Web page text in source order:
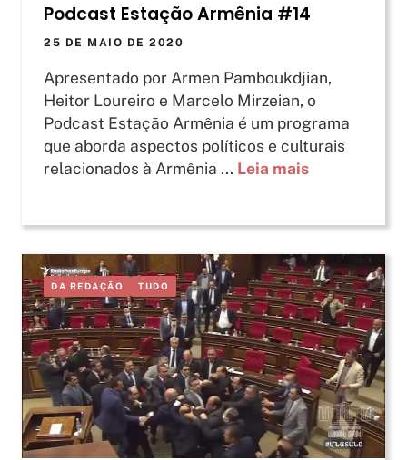
Podcast Estação Armênia #14
25 DE MAIO DE 2020
Apresentado por Armen Pamboukdjian,
Heitor Loureiro e Marcelo Mirzeian, o
Podcast Estação Armênia é um programa
que aborda aspectos políticos e culturais
relacionados à Armênia ... Leia mais
DA REDAÇÃO TUDO